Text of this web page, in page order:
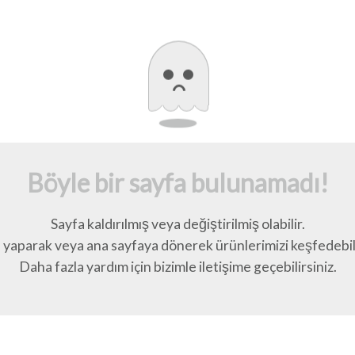
Böyle bir sayfa bulunamadı!
Sayfa kaldırılmış veya değiştirilmiş olabilir.
yaparak veya ana sayfaya dönerek ürünlerimizi
Daha fazla yardım için bizimle iletişime geçebilirsiniz.